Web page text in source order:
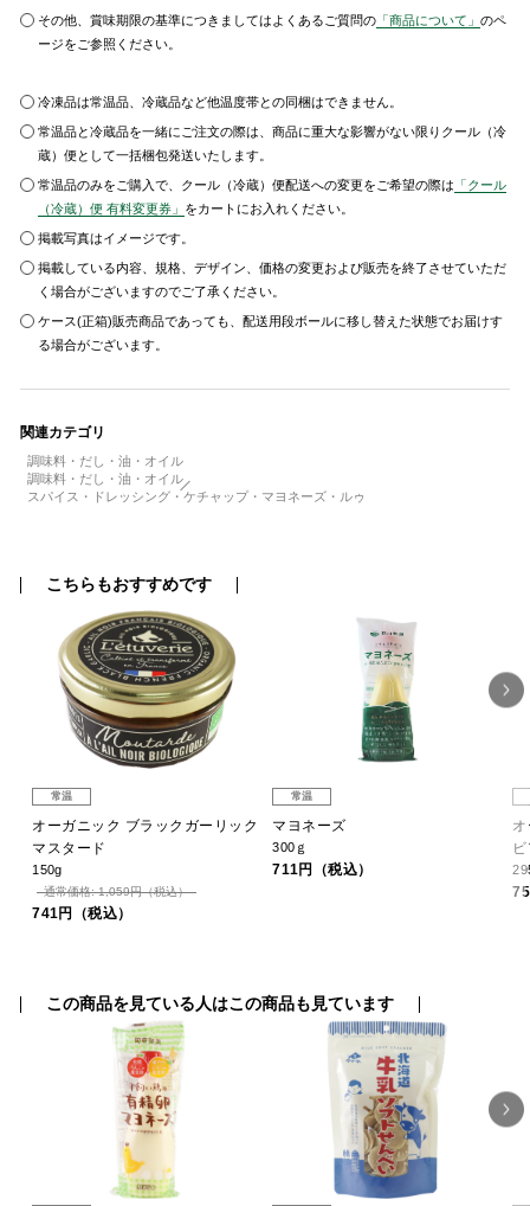
その他、賞味期限の基準につきましてはよくあるご質問の 「商品について」のペ
ージをご参照ください。
冷凍品は常温品、冷蔵品など他温度帯との同梱はできません。
常温品と冷蔵品を一緒にご注文の際は、商品に重大な影響がない限りクール（冷
蔵）便として一括梱包発送いたします。
常温品のみをご購入で、クール（冷蔵）便配送への変更をご希望の際は 「クール
（冷蔵）便 有料変更券」 をカートにお入れください。
掲載写真はイメージです。
掲載している内容、規格、デザイン、価格の変更および販売を終了させていただ
く場合がございますのでご了承ください。
ケース(正箱)販売商品であっても、配送用段ボールに移し替えた状態でお届けす
る場合がございます。
関連カテゴリ
調味料・だし・油・オイル
調味料・だし・油・オイル
スパイス・ドレッシング・ケチャップ・マヨネーズ・ルゥ
こちらもおすすめです
常温
オーガニック ブラックガーリック
マスタード
150g
通常価格: 1,059円（税込）
741円（税込）
常温
マヨネーズ
300ｇ
711円（税込）
この商品を見ている人はこの商品も見ています